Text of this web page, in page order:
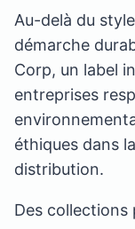
Au-delà du
démarche
Corp, un label
entreprises
éthiques dans
distribution.
Des collections